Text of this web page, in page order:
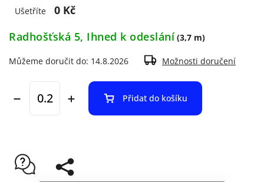
Ušetříte
0 Kč
Radhošťská 5, Ihned k odeslání (3,7 m)
Můžeme doručit do: 14.8.2026 Možnosti doručení
Přidat do košíku